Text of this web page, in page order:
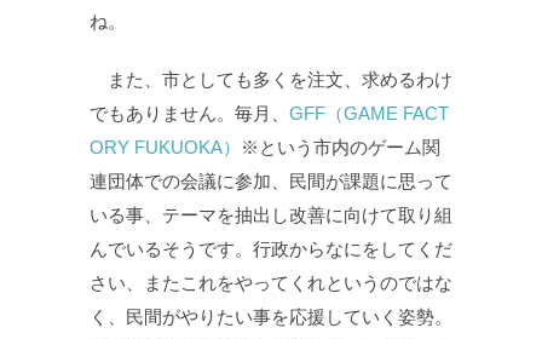
ね。
また、市としても多くを注文、求めるわけ
でもありません。毎月、 GFF（GAME FACT
ORY FUKUOKA）
※という市内のゲーム関
連団体での会議に参加、民間が課題に思って
いる事、テーマを抽出し改善に向けて取り組
んでいるそうです。行政からなにをしてくだ
さい、またこれをやってくれというのではな
く、民間がやりたい事を応援していく姿勢。